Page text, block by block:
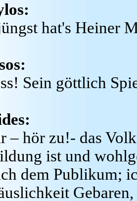
hat's Heiner
Sein göttlich
– hör zu!- das
ist und
dem Publikum;